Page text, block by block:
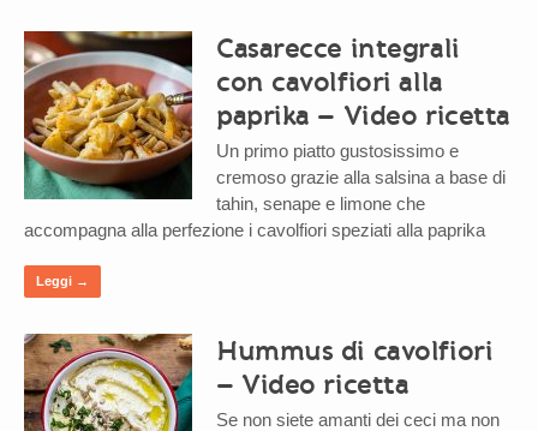
Casarecce integrali
con cavolfiori alla
paprika – Video ricetta
Un primo piatto gustosissimo e
cremoso grazie alla salsina a base di
tahin, senape e limone che
accompagna alla perfezione i cavolfiori speziati alla paprika
Leggi →
Hummus di cavolfiori
– Video ricetta
Se non siete amanti dei ceci ma non